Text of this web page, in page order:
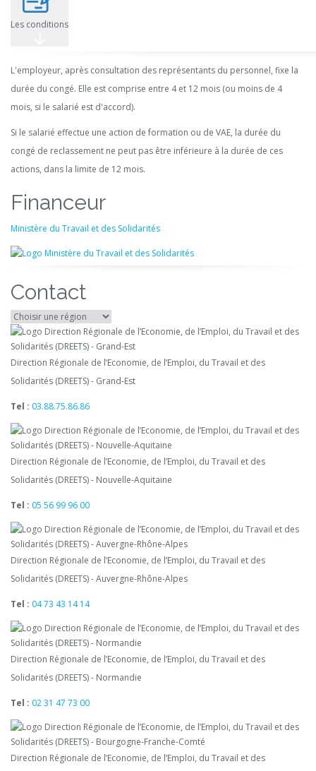
Les conditions
L'employeur, après consultation des représentants du personnel, fixe la
durée du congé. Elle est comprise entre 4 et 12 mois (ou moins de 4
mois, si le salarié est d'accord).
Si le salarié effectue une action de formation ou de VAE, la durée du
congé de reclassement ne peut pas être inférieure à la durée de ces
actions, dans la limite de 12 mois.
Financeur
Ministère du Travail et des Solidarités
Contact
Direction Régionale de l’Economie, de l’Emploi, du Travail et des
Solidarités (DREETS) - Grand-Est
Tel : 03.88.75.86.86
Direction Régionale de l’Economie, de l’Emploi, du Travail et des
Solidarités (DREETS) - Nouvelle-Aquitaine
Tel : 05 56 99 96 00
Direction Régionale de l’Economie, de l’Emploi, du Travail et des
Solidarités (DREETS) - Auvergne-Rhône-Alpes
Tel : 04 73 43 14 14
Direction Régionale de l’Economie, de l’Emploi, du Travail et des
Solidarités (DREETS) - Normandie
Tel : 02 31 47 73 00
Direction Régionale de l’Economie, de l’Emploi, du Travail et des